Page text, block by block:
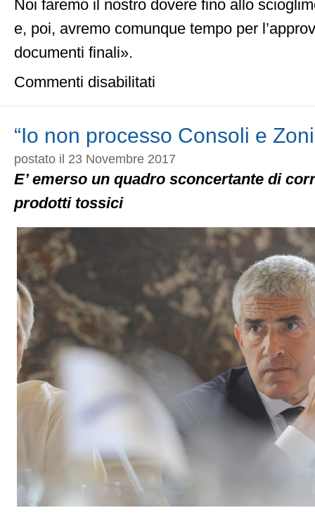
Noi faremo il nostro dovere fino allo
e, poi, avremo comunque tempo per
documenti finali».
Commenti disabilitati
hanno
pagato
“Io non processo Consoli e
postato il 23 Novembre 2017
E’ emerso un quadro sconcertante di
prodotti tossici